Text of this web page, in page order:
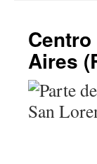
Aires